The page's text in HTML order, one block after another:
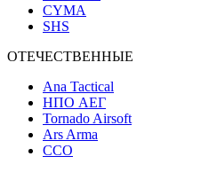
CYMA
SHS
ОТЕЧЕСТВЕННЫЕ
Ana Tactical
НПО АЕГ
Tornado Airsoft
Ars Arma
ССО